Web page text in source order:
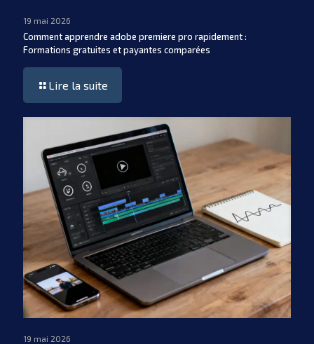
19 mai 2026
Comment apprendre adobe premiere pro rapidement :
Formations gratuites et payantes comparées
Lire la suite
19 mai 2026